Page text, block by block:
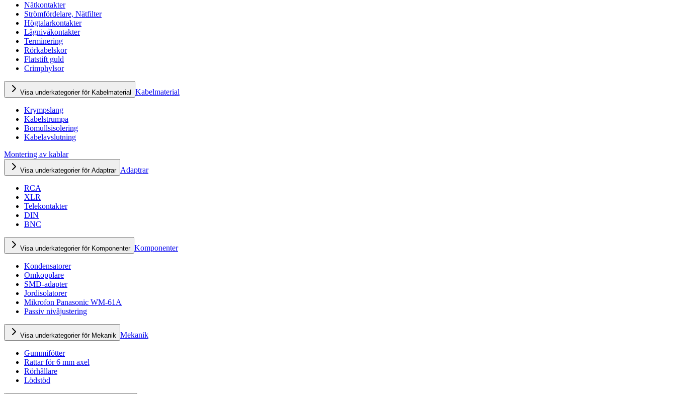
Nätkontakter
Strömfördelare, Nätfilter
Högtalarkontakter
Lågnivåkontakter
Terminering
Rörkabelskor
Flatstift guld
Crimphylsor
Visa underkategorier för Kabelmaterial Kabelmaterial
Krympslang
Kabelstrumpa
Bomullsisolering
Kabelavslutning
Montering av kablar
Visa underkategorier för Adaptrar Adaptrar
RCA
XLR
Telekontakter
DIN
BNC
Visa underkategorier för Komponenter Komponenter
Kondensatorer
Omkopplare
SMD-adapter
Jordisolatorer
Mikrofon Panasonic WM-61A
Passiv nivåjustering
Visa underkategorier för Mekanik Mekanik
Gummifötter
Rattar för 6 mm axel
Rörhållare
Lödstöd